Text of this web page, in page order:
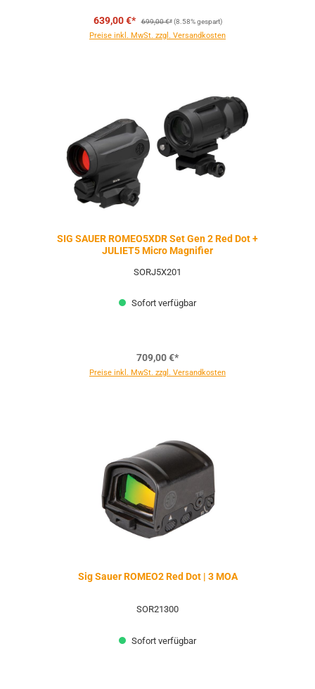
639,00 €* Regulärer Preis:
699,00 €* (8.58% gespart)
Preise inkl. MwSt. zzgl. Versandkosten
SIG SAUER ROMEO5XDR Set Gen 2 Red Dot +
JULIET5 Micro Magnifier
SORJ5X201
Sofort verfügbar
709,00 €*
Preise inkl. MwSt. zzgl. Versandkosten
Sig Sauer ROMEO2 Red Dot | 3 MOA
SOR21300
Sofort verfügbar